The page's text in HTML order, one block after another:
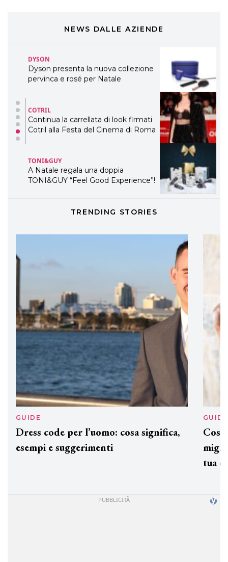
NEWS DALLE AZIENDE
COTRIL
TONI&GUY
TONI&GUY
LABEL.M lancia la sua innovativa ed
Davines presenta cofanetti beauty
TRENDING STORIES
GUIDE
Dress code per l’uomo: cosa significa,
esempi e suggerimenti
GUIDE
tua